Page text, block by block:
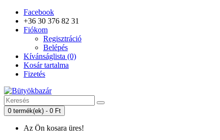
Facebook
+36 30 376 82 31
Fiókom
Regisztráció
Belépés
Kívánságlista (0)
Kosár tartalma
Fizetés
0 termék(ek) - 0 Ft
Az Ön kosara üres!